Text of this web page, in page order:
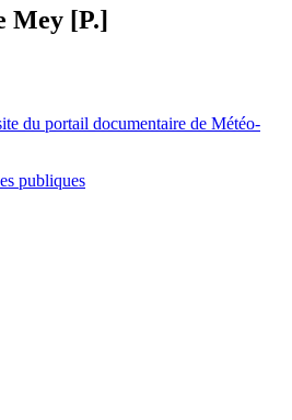
Mey [P.]
du portail documentaire de Météo-
publiques